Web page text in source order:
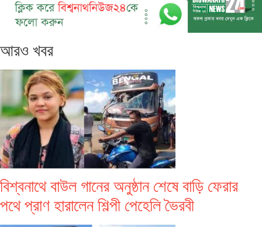
আরও খবর
বিশ্বনাথে বাউল গানের অনুষ্ঠান শেষে বাড়ি ফেরার
পথে প্রাণ হারালেন শিল্পী পেহেলি ভৈরবী